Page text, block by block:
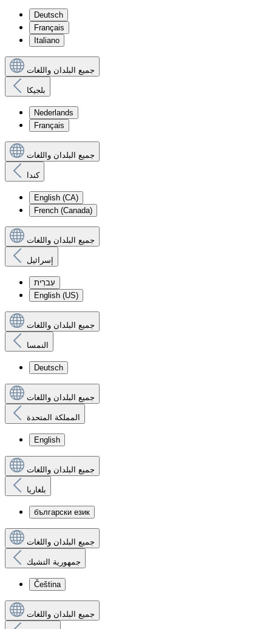
Deutsch
Français
Italiano
جميع البلدان واللغات
بلجيكا
Nederlands
Français
جميع البلدان واللغات
كندا
English (CA)
French (Canada)
جميع البلدان واللغات
إسرائيل
עִברִית
English (US)
جميع البلدان واللغات
النمسا
Deutsch
جميع البلدان واللغات
المملكة المتحدة
English
جميع البلدان واللغات
بلغاريا
български език
جميع البلدان واللغات
جمهورية التشيك
Čeština
جميع البلدان واللغات